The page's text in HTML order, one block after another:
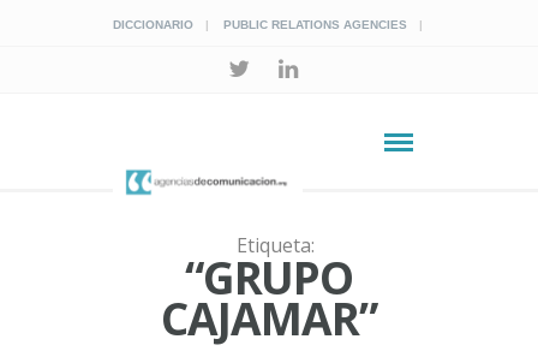
DICCIONARIO PUBLIC RELATIONS AGENCIES
Etiqueta:
“GRUPO
CAJAMAR”